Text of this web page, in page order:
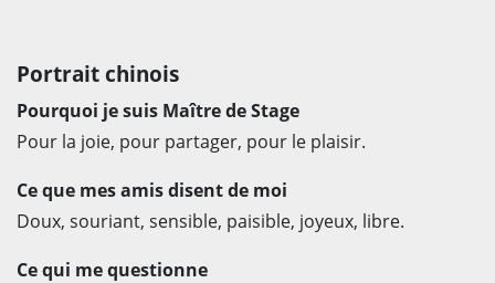
Portrait chinois
Pourquoi je suis Maître de Stage
Pour la joie, pour partager, pour le plaisir.
Ce que mes amis disent de moi
Doux, souriant, sensible, paisible, joyeux, libre.
Ce qui me questionne